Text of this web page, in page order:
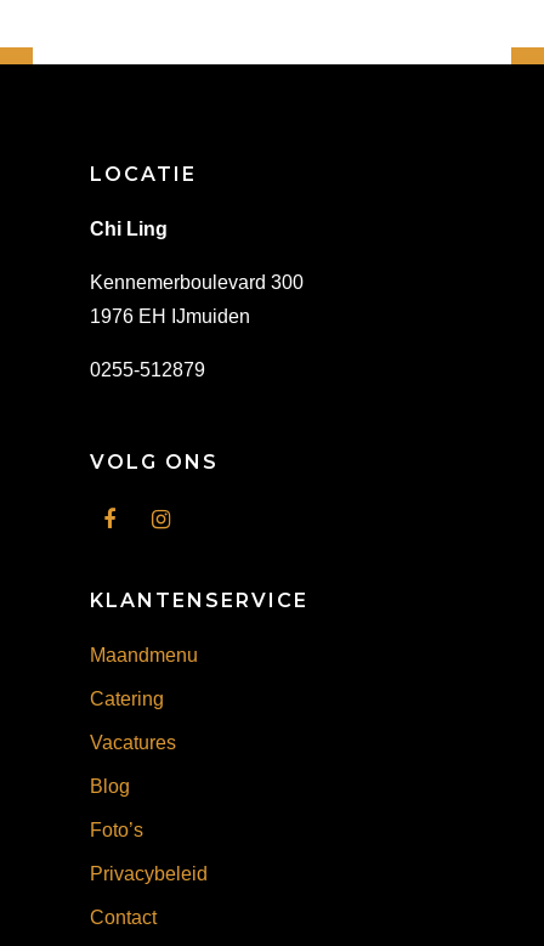
LOCATIE
Chi Ling
Kennemerboulevard 300
1976 EH IJmuiden
0255-512879
VOLG ONS
KLANTENSERVICE
Maandmenu
Catering
Vacatures
Blog
Foto’s
Privacybeleid
Contact